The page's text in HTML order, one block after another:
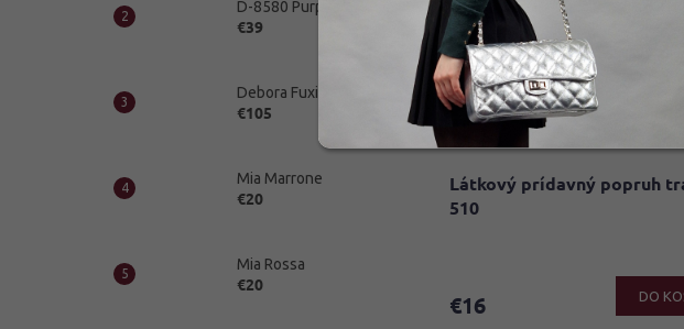
D-8580 Purple
€39
Debora Fuxia
€105
Mia Marrone
€20
Mia Rossa
€20
Látkový prídavný popruh
510
€16 DO